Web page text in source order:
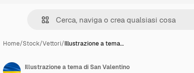
Home/Stock/Vettori/Illustrazione a tema…
Illustrazione a tema di San Valentino